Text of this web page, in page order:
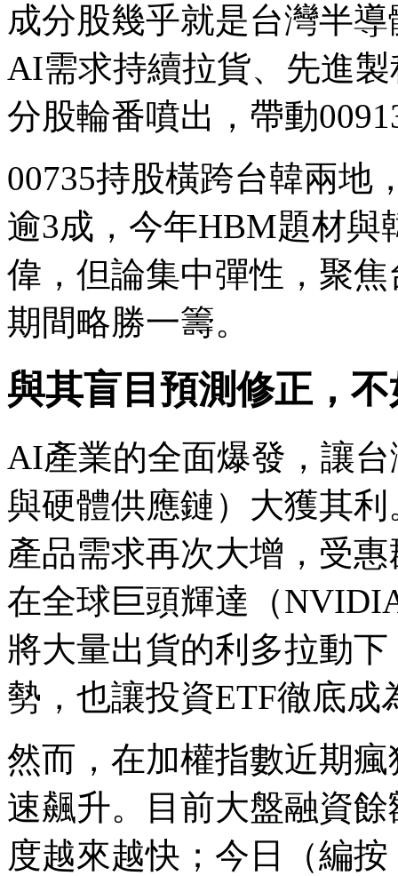
成分股幾乎就是台灣半
AI需求持續拉貨、先進
分股輪番噴出，帶動
00735持股橫跨台韓兩地
逾3成，今年HBM題材與
偉，但論集中彈性，聚
期間略勝一籌。
與其盲目預測修正，
AI產業的全面爆發，讓
與硬體供應鏈）大獲其
產品需求再次大增，受
在全球巨頭輝達（
將大量出貨的利多拉動
勢，也讓投資ETF徹底成
然而，在加權指數近期
速飆升。目前大盤融資
度越來越快；今日（編